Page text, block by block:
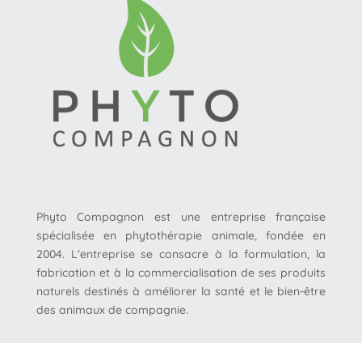
Phyto Compagnon est une entreprise française
spécialisée en phytothérapie animale, fondée en
2004. L'entreprise se consacre à la formulation, la
fabrication et à la commercialisation de ses produits
naturels destinés à améliorer la santé et le bien-être
des animaux de compagnie.